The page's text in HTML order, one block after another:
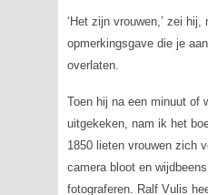
‘Het zijn vrouwen,’ zei hij,
opmerkingsgave die je
overlaten.
Toen hij na een minuut of
uitgekeken, nam ik het
1850 lieten vrouwen zich
camera bloot en
fotograferen. Ralf Vulis